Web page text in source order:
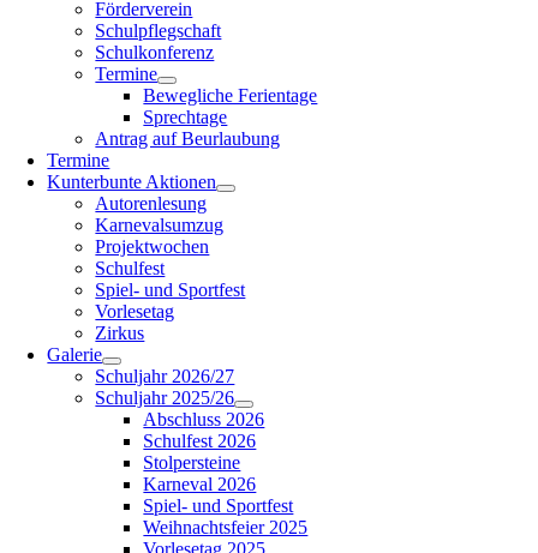
Förderverein
Schulpflegschaft
Schulkonferenz
Termine
Bewegliche Ferientage
Sprechtage
Antrag auf Beurlaubung
Termine
Kunterbunte Aktionen
Autorenlesung
Karnevalsumzug
Projektwochen
Schulfest
Spiel- und Sportfest
Vorlesetag
Zirkus
Galerie
Schuljahr 2026/27
Schuljahr 2025/26
Abschluss 2026
Schulfest 2026
Stolpersteine
Karneval 2026
Spiel- und Sportfest
Weihnachtsfeier 2025
Vorlesetag 2025